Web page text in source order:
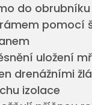
do obrubníku
pomocí
uložení
drenážními
izolace